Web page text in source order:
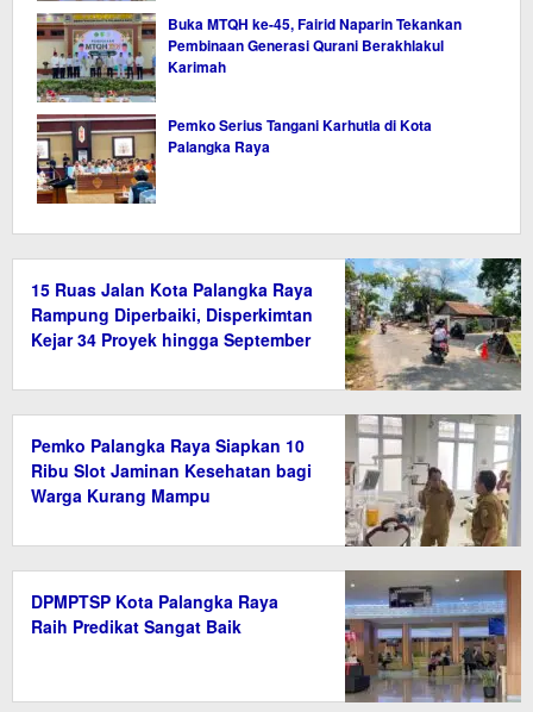
Buka MTQH ke-45, Fairid Naparin Tekankan
Pembinaan Generasi Qurani Berakhlakul
Karimah
Pemko Serius Tangani Karhutla di Kota
Palangka Raya
15 Ruas Jalan Kota Palangka Raya
Rampung Diperbaiki, Disperkimtan
Kejar 34 Proyek hingga September
Pemko Palangka Raya Siapkan 10
Ribu Slot Jaminan Kesehatan bagi
Warga Kurang Mampu
DPMPTSP Kota Palangka Raya
Raih Predikat Sangat Baik